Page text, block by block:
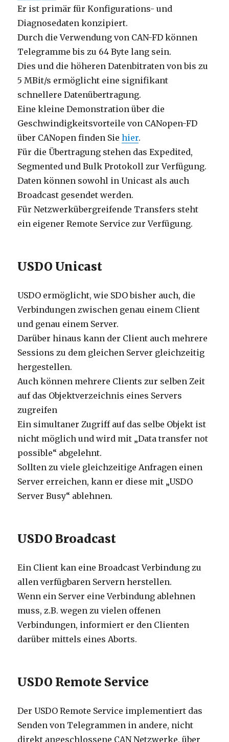
Er ist primär für Konfigurations- und
Diagnosedaten konzipiert.
Durch die Verwendung von CAN-FD können
Telegramme bis zu 64 Byte lang sein.
Dies und die höheren Datenbitraten von bis zu
5 MBit/s ermöglicht eine signifikant
schnellere Datenübertragung.
Eine kleine Demonstration über die
Geschwindigkeitsvorteile von CANopen-FD
über CANopen finden Siehier.
Für die Übertragung stehen das Expedited,
Segmented und Bulk Protokoll zur Verfügung.
Daten können sowohl in Unicast als auch
Broadcast gesendet werden.
Für Netzwerkübergreifende Transfers steht
ein eigener Remote Service zur Verfügung.
USDO Unicast
USDO ermöglicht, wie SDO bisher auch, die
Verbindungen zwischen genau einem Client
und genau einem Server.
Darüber hinaus kann der Client auch mehrere
Sessions zu dem gleichen Server gleichzeitig
hergestellen.
Auch können mehrere Clients zur selben Zeit
auf das Objektverzeichnis eines Servers
zugreifen
Ein simultaner Zugriff auf das selbe Objekt ist
nicht möglich und wird mit „Data transfer not
possible“ abgelehnt.
Sollten zu viele gleichzeitige Anfragen einen
Server erreichen, kann er diese mit „USDO
Server Busy“ ablehnen.
USDO Broadcast
Ein Client kan eine Broadcast Verbindung zu
allen verfügbaren Servern herstellen.
Wenn ein Server eine Verbindung ablehnen
muss, z.B. wegen zu vielen offenen
Verbindungen, informiert er den Clienten
darüber mittels eines Aborts.
USDO Remote Service
Der USDO Remote Service implementiert das
Senden von Telegrammen in andere, nicht
direkt angeschlossene CAN Netzwerke, über